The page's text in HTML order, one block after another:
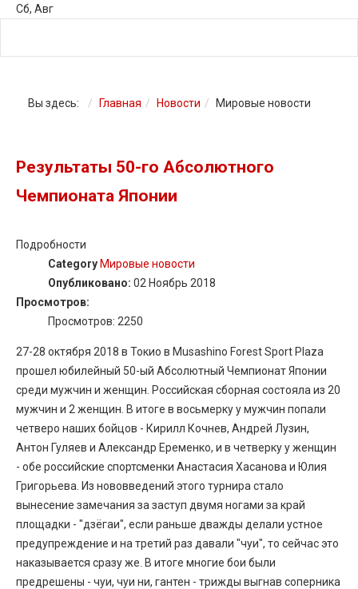
Сб, Авг
Вы здесь: Главная Новости Мировые новости
Результаты 50-го Абсолютного
Чемпионата Японии
Подробности
Category Мировые новости
Опубликовано: 02 Ноябрь 2018
Просмотров:
Просмотров: 2250
27-28 октября 2018 в Токио в Musashino Forest Sport Plaza
прошел юбилейный 50-ый Абсолютный Чемпионат Японии
среди мужчин и женщин. Российская сборная состояла из 20
мужчин и 2 женщин. В итоге в восьмерку у мужчин попали
четверо наших бойцов - Кирилл Кочнев, Андрей Лузин,
Антон Гуляев и Александр Еременко, и в четверку у женщин
- обе российские спортсменки Анастасия Хасанова и Юлия
Григорьева. Из нововведений этого турнира стало
вынесение замечания за заступ двумя ногами за край
площадки - "дзёгаи", если раньше дважды делали устное
предупреждение и на третий раз давали "чуи", то сейчас это
наказывается сразу же. В итоге многие бои были
предрешены - чуи, чуи ни, гантен - трижды выгнав соперника